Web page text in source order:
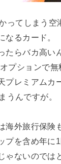
ってしまう空
なるカード。
らバカ高い
プションで無
プレミアムカ
うんですが。
海外旅行保険
プを含め年に
ゃないのでは